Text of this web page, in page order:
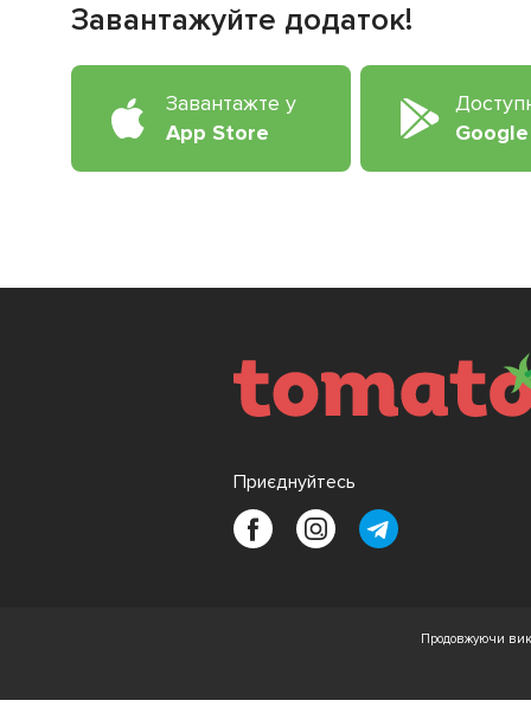
Завантажуйте додаток!
Завантажте у
App Store
Приєднуйтесь
Продовжуючи